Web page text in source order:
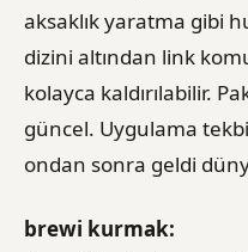
aksaklık yaratma gibi
dizini altından link
kolayca kaldırılabilir.
güncel. Uygulama
ondan sonra geldi
brewi kurmak: